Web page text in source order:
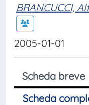
BRANCUCCI,
2005-01-01
Scheda breve
Scheda